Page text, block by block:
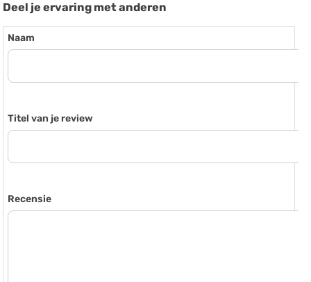
Deel je ervaring met anderen
Naam
Titel van je review
Recensie